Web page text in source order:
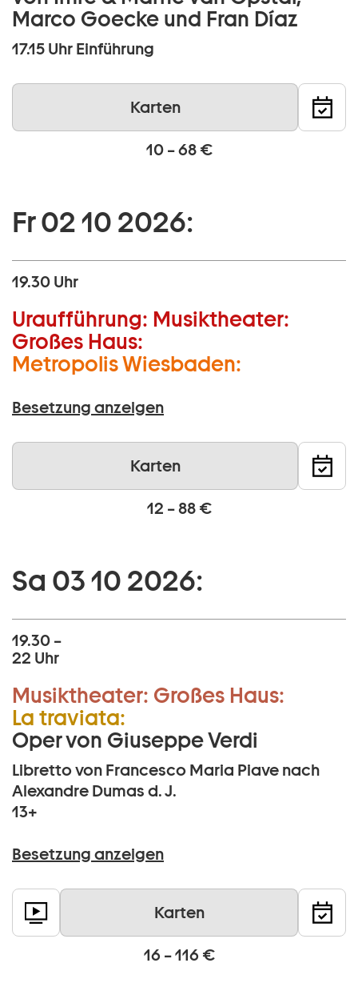
Marco Goecke und Fran Díaz
17.15 Uhr Einführung
Karten
10 – 68 €
Fr 02 10 2026:
19.30 Uhr
Uraufführung: Musiktheater:
Großes Haus:
Metropolis Wiesbaden:
Besetzung anzeigen
Karten
12 – 88 €
Sa 03 10 2026:
19.30 –
22 Uhr
Musiktheater: Großes Haus:
La traviata:
Oper von Giuseppe Verdi
Libretto von Francesco Maria Piave nach
Alexandre Dumas d. J.
13+
Besetzung anzeigen
Karten
16 – 116 €